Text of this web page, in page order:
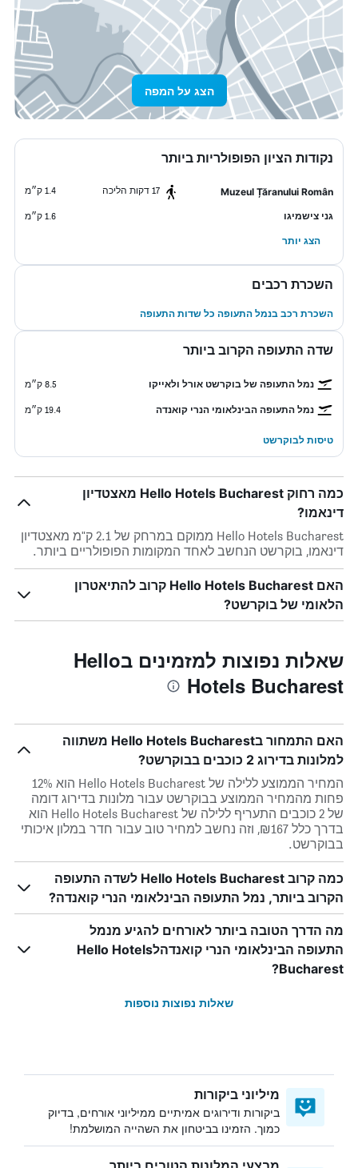
הצג על המפה
נקודות הציון הפופולריות ביותר
Muzeul Țăranului Român 17 דקות הליכה 1.4 ק״מ
גני צישמיגו 1.6 ק״מ
הצג יותר
השכרת רכבים
השכרת רכב בנמל התעופה כל שדות התעופה
שדה התעופה הקרוב ביותר
נמל התעופה של בוקרשט אורל ולאייקו 8.5 ק״מ
נמל התעופה הבינלאומי הנרי קואנדה 19.4 ק״מ
טיסות לבוקרשט
כמה רחוק Hello Hotels Bucharest מאצטדיון
דינאמו?
Hello Hotels Bucharest ממוקם במרחק של 2.1 ק"מ מאצטדיון
דינאמו, בוקרשט הנחשב לאחד המקומות הפופולריים ביותר.
האם Hello Hotels Bucharest קרוב להתיאטרון
הלאומי של בוקרשט?
שאלות נפוצות למזמינים בHello
Hotels Bucharest
האם התמחור בHello Hotels Bucharest משתווה
למלונות בדירוג 2 כוכבים בבוקרשט?
המחיר הממוצע ללילה של Hello Hotels Bucharest הוא 12%
פחות מהמחיר הממוצע בבוקרשט עבור מלונות בדירוג דומה
של 2 כוכבים התעריף ללילה של Hello Hotels Bucharest הוא
בדרך כלל ₪167, וזה נחשב למחיר טוב עבור חדר במלון איכותי
בבוקרשט.
כמה קרוב Hello Hotels Bucharest לשדה התעופה
הקרוב ביותר, נמל התעופה הבינלאומי הנרי קואנדה?
מה הדרך הטובה ביותר לאורחים להגיע מנמל
התעופה הבינלאומי הנרי קואנדהלHello Hotels
Bucharest?
שאלות נפוצות נוספות
מיליוני ביקורות
ביקורות ודירוגים אמיתיים ממיליוני אורחים, בדיוק
כמוך. הזמינו בביטחון את השהייה המושלמת!